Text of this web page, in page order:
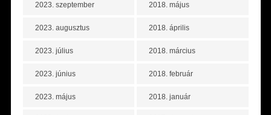
2023. szeptember
2023. augusztus
2023. július
2023. június
2023. május
2018. május
2018. április
2018. március
2018. február
2018. január